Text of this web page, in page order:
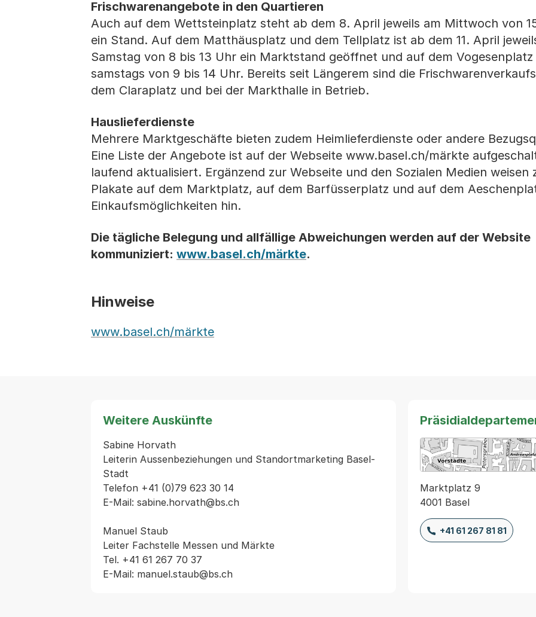
Frischwarenangebote in den Quartieren
Auch auf dem Wettsteinplatz steht ab dem 8. April jeweils am Mittwoch von
ein Stand. Auf dem Matthäusplatz und dem Tellplatz ist ab dem 11. April
Samstag von 8 bis 13 Uhr ein Marktstand geöffnet und auf dem
samstags von 9 bis 14 Uhr. Bereits seit Längerem sind die
dem Claraplatz und bei der Markthalle in Betrieb.
Hauslieferdienste
Mehrere Marktgeschäfte bieten zudem Heimlieferdienste oder andere
Eine Liste der Angebote ist auf der Webseite www.basel.ch/märkte
laufend aktualisiert. Ergänzend zur Webseite und den Sozialen Medien weisen
Plakate auf dem Marktplatz, auf dem Barfüsserplatz und auf dem
Einkaufsmöglichkeiten hin.
Die tägliche Belegung und allfällige Abweichungen werden auf der Website
kommuniziert: www.basel.ch/märkte.
Hinweise
www.basel.ch/märkte
Weitere Auskünfte
Sabine Horvath
Leiterin Aussenbeziehungen und Standortmarketing Basel-
Stadt
Telefon +41 (0)79 623 30 14
E-Mail: sabine.horvath@bs.ch
Manuel Staub
Leiter Fachstelle Messen und Märkte
Tel. +41 61 267 70 37
Marktplatz 9
4001 Basel
+41 61 267 81 81